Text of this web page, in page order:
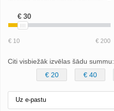
Citi visbiežāk izvēlas šādu summu:
€ 20
€ 40
Uz e-pastu